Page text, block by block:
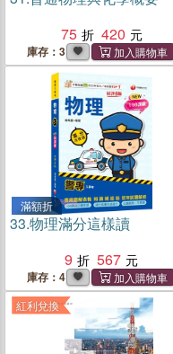
75
420
庫存：3
滿額折
33.物理滿分這樣讀
9
567
庫存：4
紅利兌換